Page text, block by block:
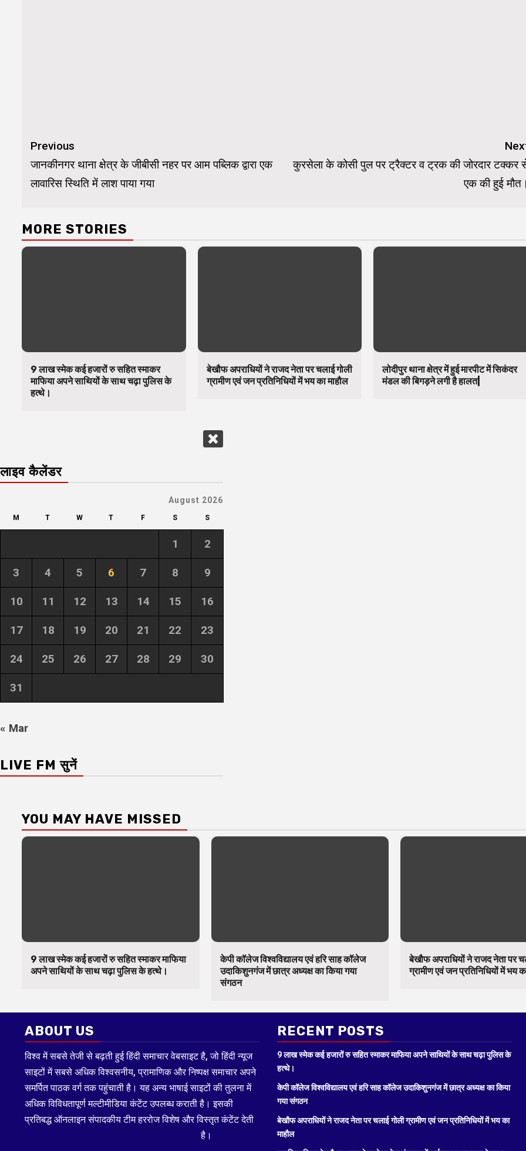
Continue
Reading
Previous
जानकीनगर थाना क्षेत्र के जीबीसी नहर पर आम पब्लिक द्वारा एक
लावारिस स्थिति में लाश पाया गया
कुरसेला के कोसी पुल पर ट्रैक्टर व ट्रक की जोरदार टक्कर
एक की हुई
MORE STORIES
9 लाख स्मेक कई हजारों रु सहित स्माकर
माफिया अपने साथियों के साथ चढ़ा पुलिस के
हत्थे।
बेखौफ अपराधियों ने राजद नेता पर चलाई गोली
ग्रामीण एवं जन प्रतिनिधियों में भय का माहौल
लोदीपुर थाना क्षेत्र में हुई मारपीट में सिकंदर
मंडल की बिगड़ने लगी है हालत|
लाइव कैलेंडर
August 2026
M T W T F S S
1 2
3 4 5 6 7 8 9
10 11 12 13 14 15 16
17 18 19 20 21 22 23
24 25 26 27 28 29 30
31
« Mar
LIVE FM सुनें
YOU MAY HAVE MISSED
9 लाख स्मेक कई हजारों रु सहित स्माकर माफिया
अपने साथियों के साथ चढ़ा पुलिस के हत्थे।
केपी कॉलेज विश्वविद्यालय एवं हरि साह कॉलेज
उदाकिशुनगंज में छात्र अध्यक्ष का किया गया
संगठन
बेखौफ अपराधियों ने राजद नेता पर
ग्रामीण एवं जन प्रतिनिधियों में भय
ABOUT US
विश्व में सबसे तेजी से बढ़ती हुई हिंदी समाचार वेबसाइट है, जो हिंदी न्यूज
साइटों में सबसे अधिक विश्वसनीय, प्रामाणिक और निष्पक्ष समाचार अपने
समर्पित पाठक वर्ग तक पहुंचाती है। यह अन्य भाषाई साइटों की तुलना में
अधिक विविधतापूर्ण मल्टीमीडिया कंटेंट उपलब्ध कराती है। इसकी
प्रतिबद्ध ऑनलाइन संपादकीय टीम हररोज विशेष और विस्तृत कंटेंट देती
है।
RECENT POSTS
9 लाख स्मेक कई हजारों रु सहित स्माकर माफिया अपने साथियों के साथ चढ़ा पुलिस के
हत्थे।
केपी कॉलेज विश्वविद्यालय एवं हरि साह कॉलेज उदाकिशुनगंज में छात्र अध्यक्ष का किया
गया संगठन
बेखौफ अपराधियों ने राजद नेता पर चलाई गोली ग्रामीण एवं जन प्रतिनिधियों में भय का
माहौल